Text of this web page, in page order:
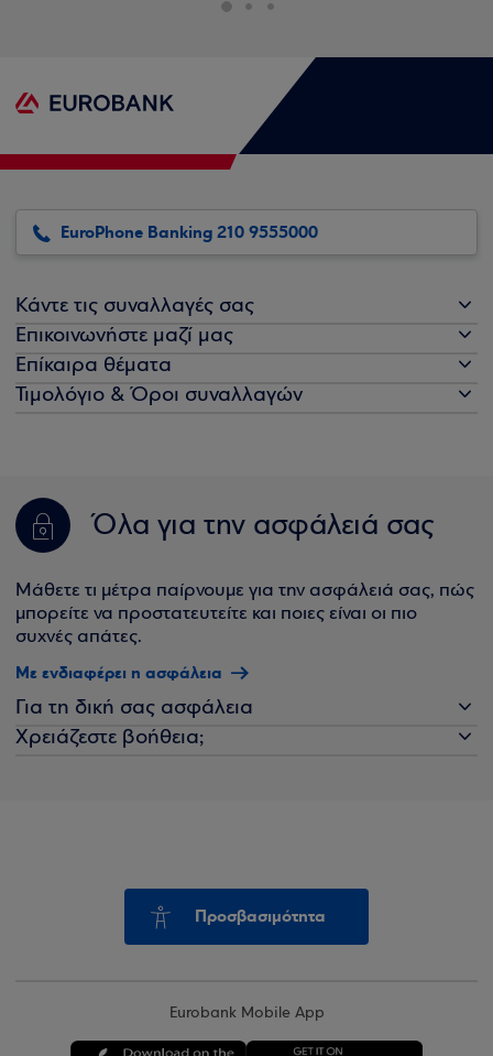
EuroPhone Banking 210 9555000
Κάντε τις συναλλαγές σας
Επικοινωνήστε μαζί μας
Επίκαιρα θέματα
Τιμολόγιο & Όροι συναλλαγών
Όλα για την ασφάλειά σας
Μάθετε τι μέτρα παίρνουμε για την ασφάλειά σας, πώς
μπορείτε να προστατευτείτε και ποιες είναι οι πιο
συχνές απάτες.
Με ενδιαφέρει η ασφάλεια
Για τη δική σας ασφάλεια
Χρειάζεστε βοήθεια;
Προσβασιμότητα
Eurobank Mobile App